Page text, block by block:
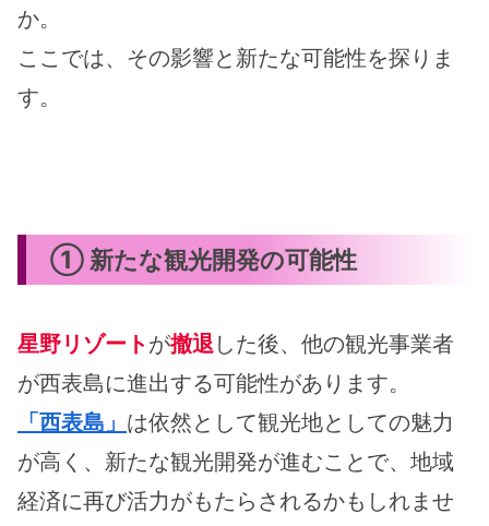
か。
ここでは、その影響と新たな可能性を探りま
す。
① 新たな観光開発の可能性
星野リゾートが撤退した後、他の観光事業者
が西表島に進出する可能性があります。
「西表島」 は依然として観光地としての魅力
が高く、新たな観光開発が進むことで、地域
経済に再び活力がもたらされるかもしれませ